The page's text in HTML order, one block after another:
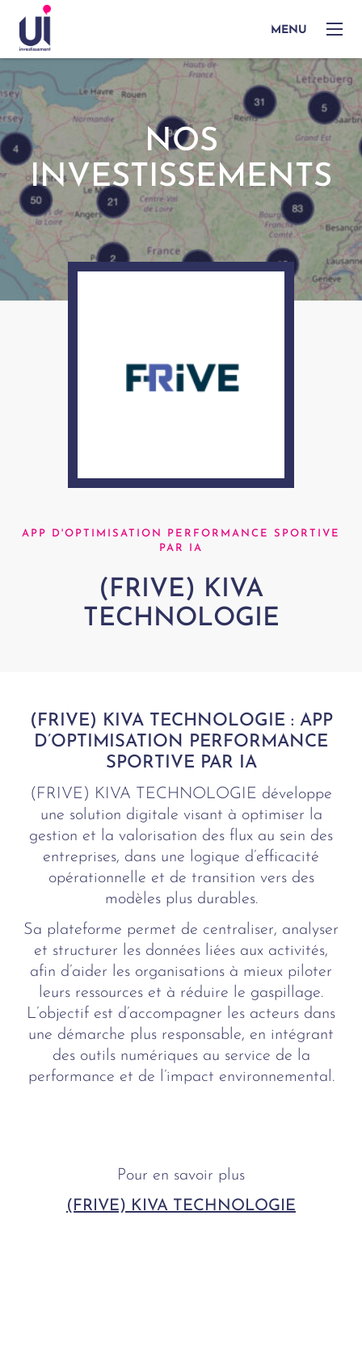
MENU
NOS
INVESTISSEMENTS
APP D'OPTIMISATION PERFORMANCE SPORTIVE
PAR IA
(FRIVE) KIVA
TECHNOLOGIE
(FRIVE) KIVA TECHNOLOGIE : APP
D’OPTIMISATION PERFORMANCE
SPORTIVE PAR IA
(FRIVE) KIVA TECHNOLOGIE développe
une solution digitale visant à optimiser la
gestion et la valorisation des flux au sein des
entreprises, dans une logique d’efficacité
opérationnelle et de transition vers des
modèles plus durables.
Sa plateforme permet de centraliser, analyser
et structurer les données liées aux activités,
afin d’aider les organisations à mieux piloter
leurs ressources et à réduire le gaspillage.
L’objectif est d’accompagner les acteurs dans
une démarche plus responsable, en intégrant
des outils numériques au service de la
performance et de l’impact environnemental.
Pour en savoir plus
(FRIVE) KIVA TECHNOLOGIE